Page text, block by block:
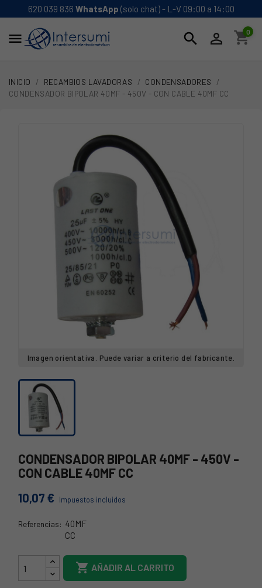
620 039 836 WhatsApp (solo chat) - L-V 09:00 a 14:00
 search  shopping_cart
0
INICIO RECAMBIOS LAVADORAS
CONDENSADORES
CONDENSADOR BIPOLAR 40MF - 450V - CON CABLE 40MF CC
Imagen orientativa. Puede variar a criterio del fabricante.
CONDENSADOR BIPOLAR 40MF - 450V -
CON CABLE 40MF CC
10,07 € Impuestos incluidos
Referencias: 40MF
CC
 AÑADIR AL CARRITO